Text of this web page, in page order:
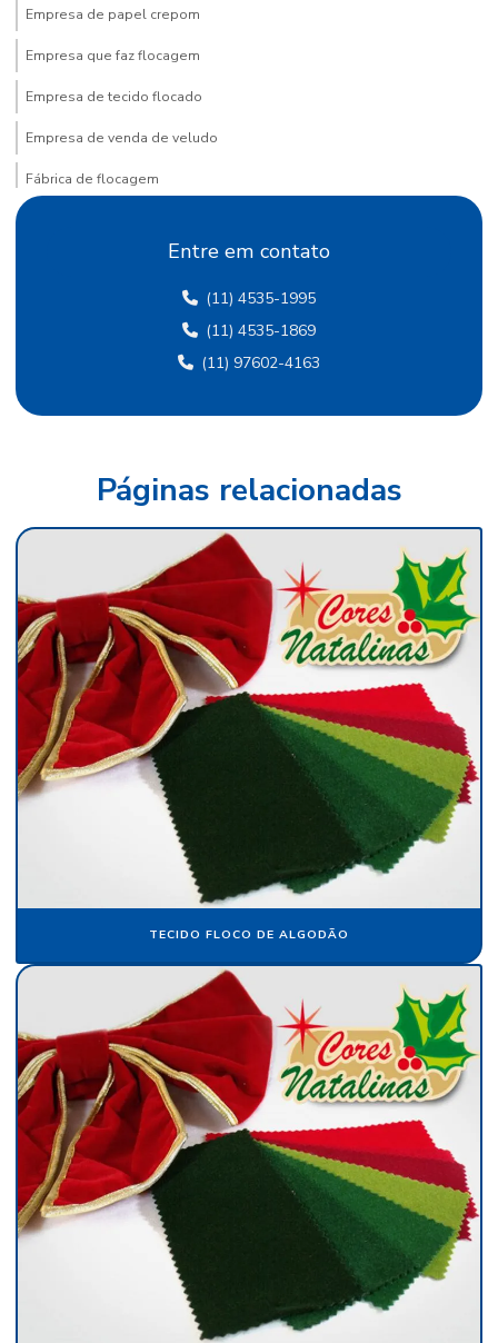
Empresa de papel crepom
Empresa que faz flocagem
Empresa de tecido flocado
Empresa de venda de veludo
Fábrica de flocagem
Fábrica de papel crepom em sp
Fábrica de papel de seda sp
Fábrica de veludo
Fábrica de veludo flocado
Fábrica de veludo sintético
Fábrica de veludo em sp
Fabricante de papel camurça
Fabricante de papel crepom
Fabricante papel de seda
Fabricante de veludo
Flocagem de bobinas de papéis
Folha de papel camurça
Folha de papel crepom parafinado
Folha de papel de seda atacado
Folha de papel veludo
Folha de seda fluorescente
Fornecedor de algodão flocado
Fornecedor de cartolina camurça
Fornecedor de crepom parafinado
Fornecedor de floco de nylon
Fornecedor de papel camurça
Entre em contato
(11) 4535-1995
(11) 4535-1869
(11) 97602-4163
Páginas relacionadas
TECIDO FLOCO DE ALGODÃO